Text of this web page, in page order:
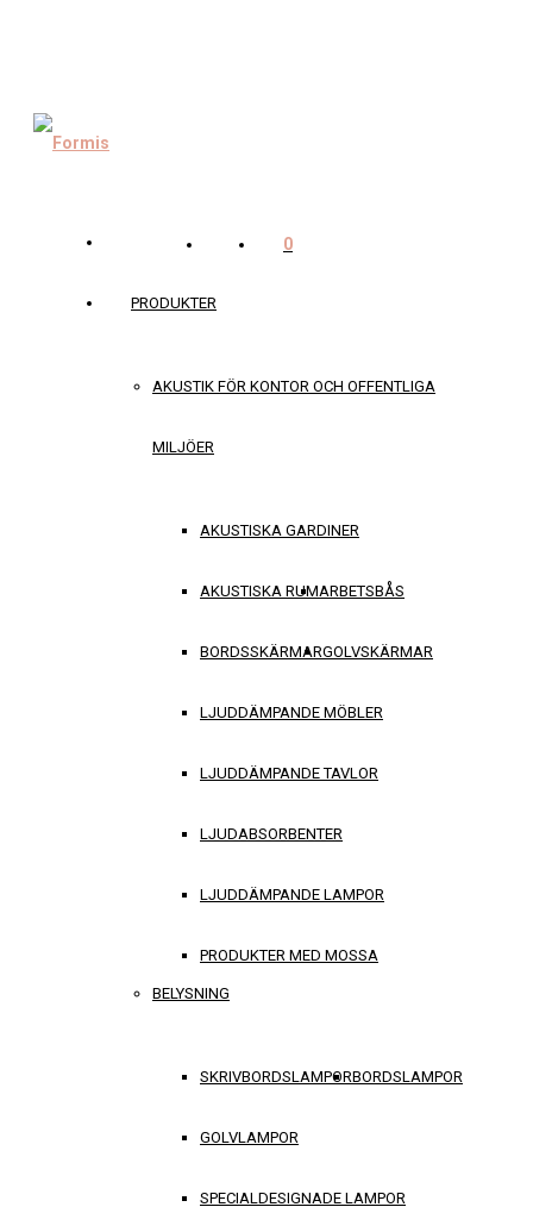
PRODUKTER
AKUSTIK FÖR KONTOR OCH OFFENTLIGA
MILJÖER
AKUSTISKA GARDINER
AKUSTISKA RUMARBETSBÅS
BORDSSKÄRMARGOLVSKÄRMAR
LJUDDÄMPANDE MÖBLER
LJUDDÄMPANDE TAVLOR
LJUDABSORBENTER
LJUDDÄMPANDE LAMPOR
PRODUKTER MED MOSSA
BELYSNING
SKRIVBORDSLAMPORBORDSLAMPOR
GOLVLAMPOR
SPECIALDESIGNADE LAMPOR
0